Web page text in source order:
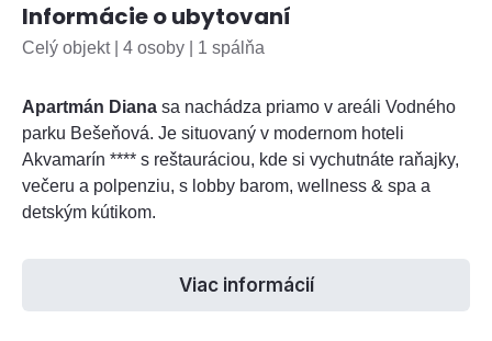
Informácie o ubytovaní
Celý objekt | 4 osoby | 1 spálňa
Apartmán Diana sa nachádza priamo v areáli Vodného
parku Bešeňová. Je situovaný v modernom hoteli
Akvamarín **** s reštauráciou, kde si vychutnáte raňajky,
večeru a polpenziu, s lobby barom, wellness & spa a
detským kútikom.
Viac informácií